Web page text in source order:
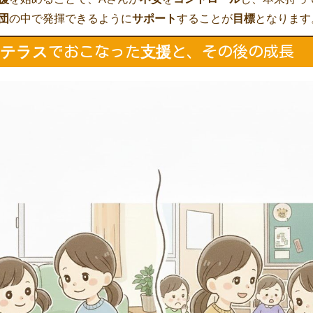
の中で発揮できるようにサポートすることが 目標となりま
ラスでおこなった支援 と、その後の成長